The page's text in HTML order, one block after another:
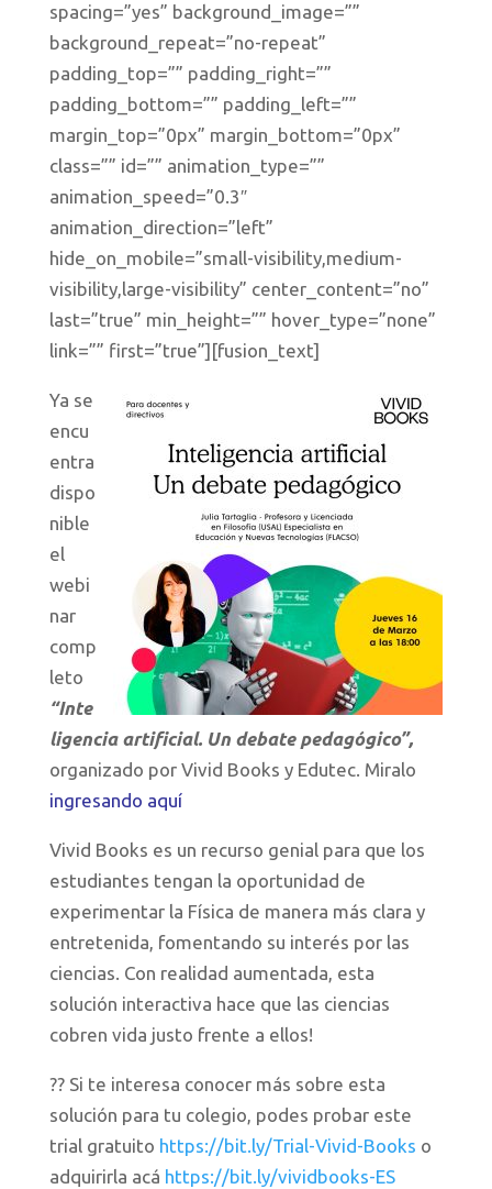
spacing=”yes” background_image=””
background_repeat=”no-repeat”
padding_top=”” padding_right=””
padding_bottom=”” padding_left=””
margin_top=”0px” margin_bottom=”0px”
class=”” id=”” animation_type=””
animation_speed=”0.3″
animation_direction=”left”
hide_on_mobile=”small-visibility,medium-
visibility,large-visibility” center_content=”no”
last=”true” min_height=”” hover_type=”none”
link=”” first=”true”][fusion_text]
Ya se
encu
entra
dispo
nible
el
webi
nar
comp
leto
“Inte
ligencia artificial. Un debate pedagógico”,
organizado por Vivid Books y Edutec. Miralo
ingresando aquí
Vivid Books es un recurso genial para que los
estudiantes tengan la oportunidad de
experimentar la Física de manera más clara y
entretenida, fomentando su interés por las
ciencias. Con realidad aumentada, esta
solución interactiva hace que las ciencias
cobren vida justo frente a ellos!
?? Si te interesa conocer más sobre esta
solución para tu colegio, podes probar este
trial gratuito https://bit.ly/Trial-Vivid-Books o
adquirirla acá https://bit.ly/vividbooks-ES